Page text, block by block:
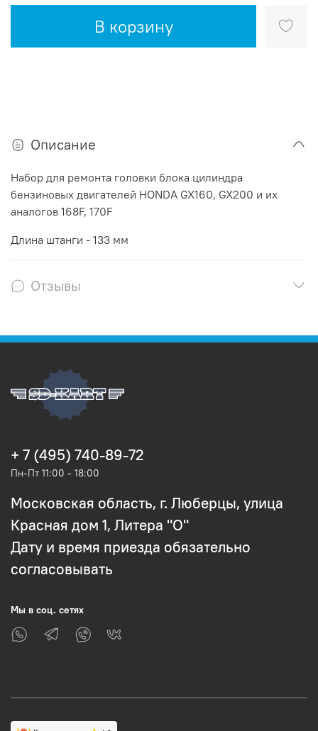
В корзину
Описание
Набор для ремонта головки блока цилиндра
бензиновых двигателей HONDA GX160, GX200 и их
аналогов 168F, 170F
Длина штанги - 133 мм
Отзывы
+ 7 (495) 740-89-72
Пн-Пт 11:00 - 18:00
Московская область, г. Люберцы, улица
Красная дом 1, Литера "О"
Дату и время приезда обязательно
согласовывать
Мы в соц. сетях